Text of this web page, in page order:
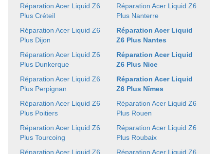
Réparation Acer Liquid Z6
Plus Créteil
Réparation Acer Liquid Z6
Plus Dijon
Réparation Acer Liquid Z6
Plus Dunkerque
Réparation Acer Liquid Z6
Plus Perpignan
Réparation Acer Liquid Z6
Plus Poitiers
Réparation Acer Liquid Z6
Plus Tourcoing
Réparation Acer Liquid Z6
Réparation Acer Liquid Z6
Plus Nanterre
Réparation Acer Liquid
Z6 Plus Nantes
Réparation Acer Liquid
Z6 Plus Nice
Réparation Acer Liquid
Z6 Plus Nîmes
Réparation Acer Liquid Z6
Plus Rouen
Réparation Acer Liquid Z6
Plus Roubaix
Réparation Acer Liquid Z6